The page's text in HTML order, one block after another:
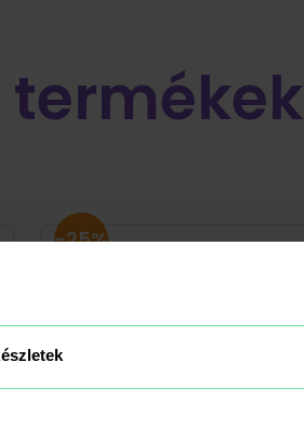
termékek
-25%